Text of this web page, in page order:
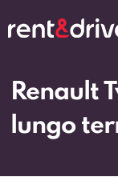
al
Renault
lungo